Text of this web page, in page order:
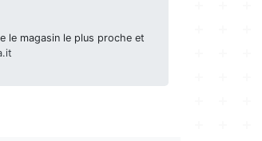
le magasin le plus proche et